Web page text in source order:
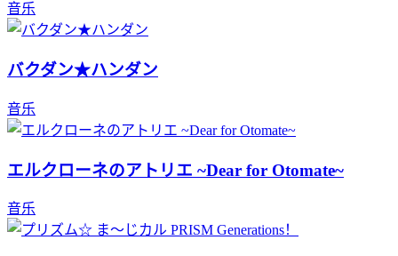
音乐
バクダン★ハンダン
音乐
エルクローネのアトリエ ~Dear for Otomate~
音乐